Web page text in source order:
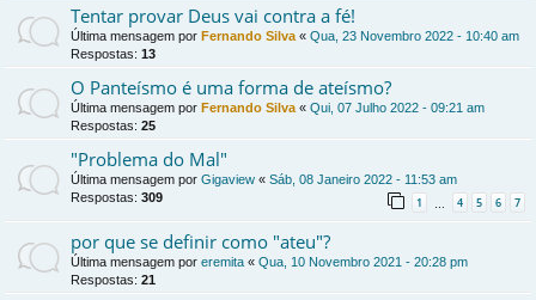
Tentar provar Deus vai contra a fé!
Última mensagem por Fernando Silva « Qua, 23 Novembro 2022 - 10:40 am
Respostas: 13
O Panteísmo é uma forma de ateísmo?
Última mensagem por Fernando Silva « Qui, 07 Julho 2022 - 09:21 am
Respostas: 25
"Problema do Mal"
Última mensagem por Gigaview « Sáb, 08 Janeiro 2022 - 11:53 am
Respostas: 309 1 4 5 6 7
por que se definir como "ateu"?
Última mensagem por eremita « Qua, 10 Novembro 2021 - 20:28 pm
Respostas: 21